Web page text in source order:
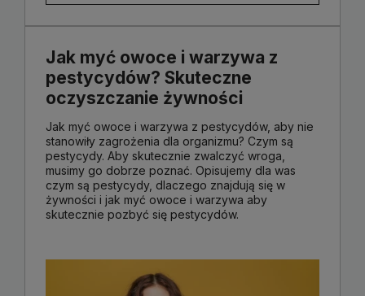
Jak myć owoce i warzywa z
pestycydów? Skuteczne
oczyszczanie żywności
Jak myć owoce i warzywa z pestycydów, aby nie
stanowiły zagrożenia dla organizmu? Czym są
pestycydy. Aby skutecznie zwalczyć wroga,
musimy go dobrze poznać. Opisujemy dla was
czym są pestycydy, dlaczego znajdują się w
żywności i jak myć owoce i warzywa aby
skutecznie pozbyć się pestycydów.